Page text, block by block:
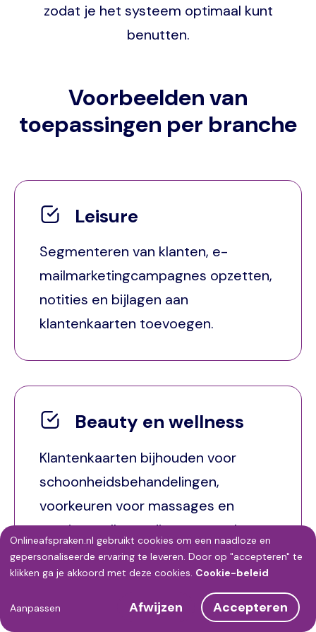
zodat je het systeem optimaal kunt
benutten.
Voorbeelden van
toepassingen per branche
Leisure
Segmenteren van klanten, e-
mailmarketingcampagnes opzetten,
notities en bijlagen aan
klantenkaarten toevoegen.
Beauty en wellness
Klantenkaarten bijhouden voor
schoonheidsbehandelingen,
voorkeuren voor massages en
overige wellness diensten opslaan,
klant nieuwe afspraken laten
inplannen.
Gebruik
van
persoonsgegevens
Onlineafspraken.nl gebruikt cookies om een naadloze en
gepersonaliseerde ervaring te leveren. Door op "accepteren" te
klikken ga je akkoord met deze cookies. Cookie-beleid
Aanpassen Afwijzen Accepteren